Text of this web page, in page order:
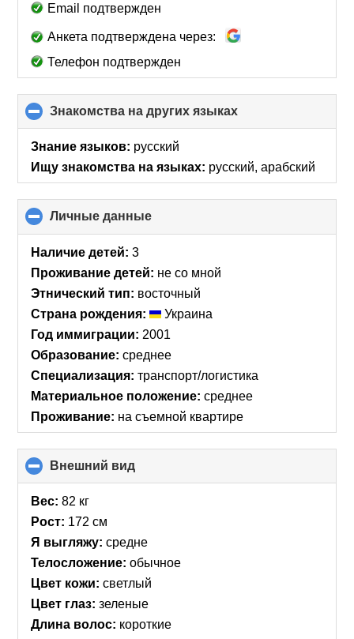
Email подтвержден
Анкета подтверждена через:
Телефон подтвержден
Знакомства на других языках
to
contents
Знание языков: русский
Ищу знакомства на языках: русский, арабский
Личные данные
to
Наличие детей: 3
Проживание детей: не со мной
Этнический тип: восточный
Страна рождения:
Украина
Год иммиграции: 2001
Образование: среднее
Специализация: транспорт/логистика
Материальное положение: среднее
Проживание: на съемной квартире
Внешний вид
to
Вес: 82 кг
Рост: 172 см
Я выгляжу: средне
Телосложение: обычное
Цвет кожи: светлый
Цвет глаз: зеленые
Длина волос: короткие